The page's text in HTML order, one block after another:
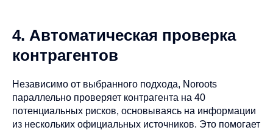
4. Автоматическая проверка
контрагентов
Независимо от выбранного подхода, Noroots
параллельно проверяет контрагента на 40
потенциальных рисков, основываясь на информации
из нескольких официальных источников. Это помогает